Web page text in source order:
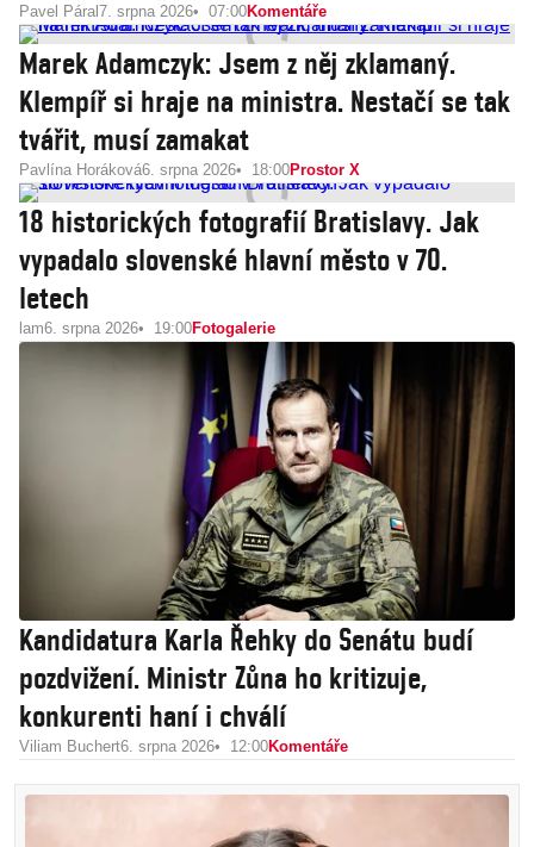
Pavel Páral 7. srpna 2026 07:00Komentáře
Marek Adamczyk: Jsem z něj zklamaný.
Klempíř si hraje na ministra. Nestačí se tak
tvářit, musí zamakat
Pavlína Horáková6. srpna 2026 18:00Prostor X
18 historických fotografií Bratislavy. Jak
vypadalo slovenské hlavní město v 70.
letech
lam6. srpna 2026 19:00Fotogalerie
Kandidatura Karla Řehky do Senátu budí
pozdvižení. Ministr Zůna ho kritizuje,
konkurenti haní i chválí
Viliam Buchert6. srpna 2026 12:00Komentáře